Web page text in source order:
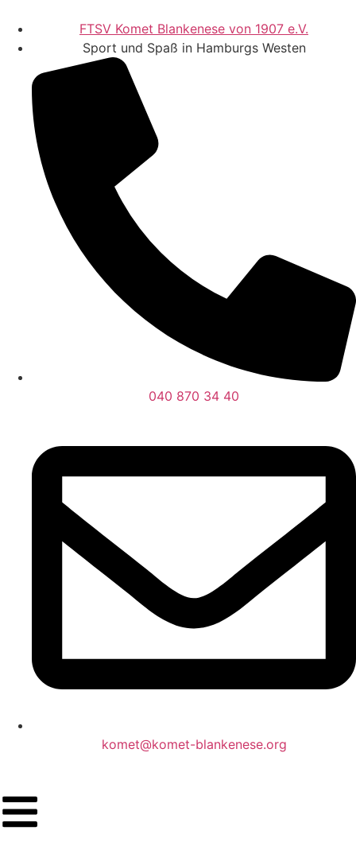
FTSV Komet Blankenese von 1907 e.V.
Sport und Spaß in Hamburgs Westen
040 870 34 40
komet@komet-blankenese.org